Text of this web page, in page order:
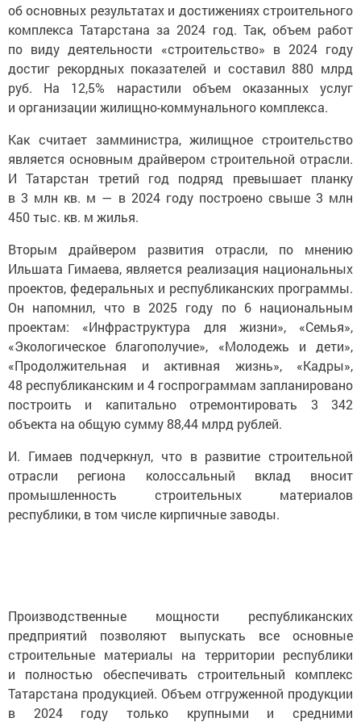
об основных результатах и достижениях строительного
комплекса Татарстана за 2024 год. Так, объем работ
по виду деятельности «строительство» в 2024 году
достиг рекордных показателей и составил 880 млрд
руб. На 12,5% нарастили объем оказанных услуг
и организации жилищно-коммунального комплекса.
Как считает замминистра, жилищное строительство
является основным драйвером строительной отрасли.
И Татарстан третий год подряд превышает планку
в 3 млн кв. м — в 2024 году построено свыше 3 млн
450 тыс. кв. м жилья.
Вторым драйвером развития отрасли, по мнению
Ильшата Гимаева, является реализация национальных
проектов, федеральных и республиканских программы.
Он напомнил, что в 2025 году по 6 национальным
проектам: «Инфраструктура для жизни», «Семья»,
«Экологическое благополучие», «Молодежь и дети»,
«Продолжительная и активная жизнь», «Кадры»,
48 республиканским и 4 госпрограммам запланировано
построить и капитально отремонтировать 3 342
объекта на общую сумму 88,44 млрд рублей.
И. Гимаев подчеркнул, что в развитие строительной
отрасли региона колоссальный вклад вносит
промышленность строительных материалов
республики, в том числе кирпичные заводы.
Производственные мощности республиканских
предприятий позволяют выпускать все основные
строительные материалы на территории республики
и полностью обеспечивать строительный комплекс
Татарстана продукцией. Объем отгруженной продукции
в 2024 году только крупными и средними